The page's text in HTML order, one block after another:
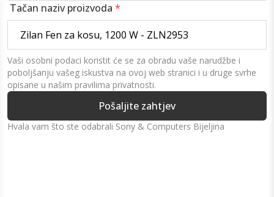
Tačan naziv proizvoda *
Vaši osobni podaci koristit će se za obradu vaše narudžbe i
poboljšanju vašeg iskustva na ovoj web stranici i u druge svrhe
opisane u našim pravilima privatnosti.
Pošaljite zahtjev
Hvala vam što ste odabrali Sony & Computers Bijeljina